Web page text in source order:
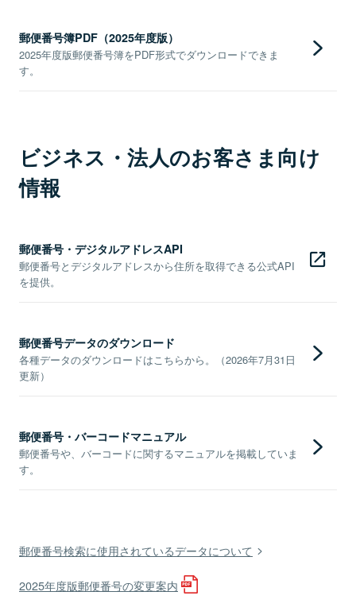
郵便番号簿PDF（2025年度版）
2025年度版郵便番号簿をPDF形式でダウンロードできま
す。
ビジネス・法人のお客さま向け
情報
郵便番号・デジタルアドレスAPI
郵便番号とデジタルアドレスから住所を取得できる公式API
を提供。
郵便番号データのダウンロード
各種データのダウンロードはこちらから。（2026年7月31日
更新）
郵便番号・バーコードマニュアル
郵便番号や、バーコードに関するマニュアルを掲載していま
す。
郵便番号検索に使用されているデータについて
2025年度版郵便番号の変更案内